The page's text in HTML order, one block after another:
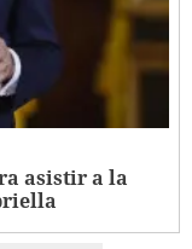
asistir a la